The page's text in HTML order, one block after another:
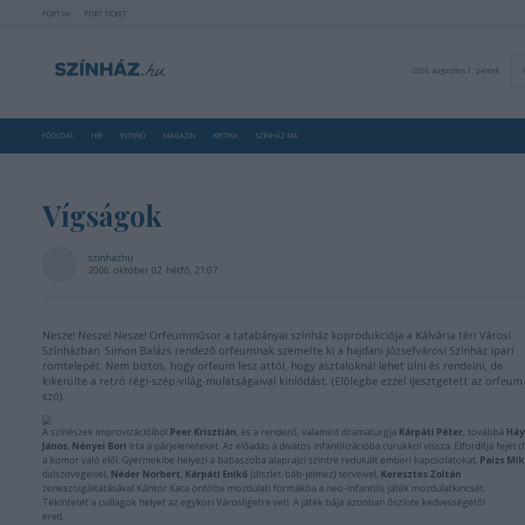
PORT.hu PORT TICKET
2026. augusztus 7., péntek
FŐOLDAL HÍR INTERJÚ MAGAZIN KRITIKA SZÍNHÁZ MA
Vígságok
szinhazhu
2006. október 02. hétfő, 21:07
Nesze! Nesze! Nesze! Orfeummûsor a tatabányai színház koprodukciója a Kálvária téri Városi
Színházban. Simon Balázs rendezõ orfeumnak szemelte ki a hajdani Józsefvárosi Színház ipari
romtelepét. Nem biztos, hogy orfeum lesz attól, hogy asztaloknál lehet ülni és rendelni, de
kikerülte a retró régi-szép-világ-mulatságaival kínlódást. (Elõlegbe ezzel ijesztgetett az orfeum
szó).
A színészek improvizációiból Peer Krisztián, és a rendező, valamint dramaturgja Kárpáti Péter, továbbá Háy
János, Nényei Bori írta a párjeleneteket. Az előadás a divatos infantilizációba curukkol vissza. Elfordítja fejét
a komor való elől. Gyermekibe helyezi a babaszoba alaprajzi szintre redukált emberi kapcsolatokat. Paizs
dalszövegeivel, Néder Norbert, Kárpáti Enikő (díszlet-báb-jelmez) terveivel, Keresztes Zoltán
zeneszolgáltatásával Kántor Kata öntötte mozdulati formákba a neo-infantilis játék mozdulatkincsét.
Tekintetét a csillagok helyet az egykori Városligetre veti. A játék bája azonban őszinte kedvességétől
ered.